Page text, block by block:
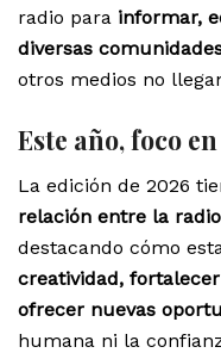
radio para informar,
diversas
otros medios no
Este año, foco
La edición de 2026
relación entre la
destacando cómo
creatividad,
ofrecer nuevas
humana ni la